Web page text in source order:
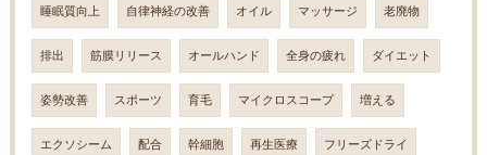
睡眠質向上 自律神経の改善 オイル マッサージ 老廃物
排出 筋膜リリース オールハンド 全身の疲れ ダイエット
姿勢改善 スポーツ 育毛 マイクロスコープ 増える
エクソシーム 配合 幹細胞 再生医療 フリーズドライ